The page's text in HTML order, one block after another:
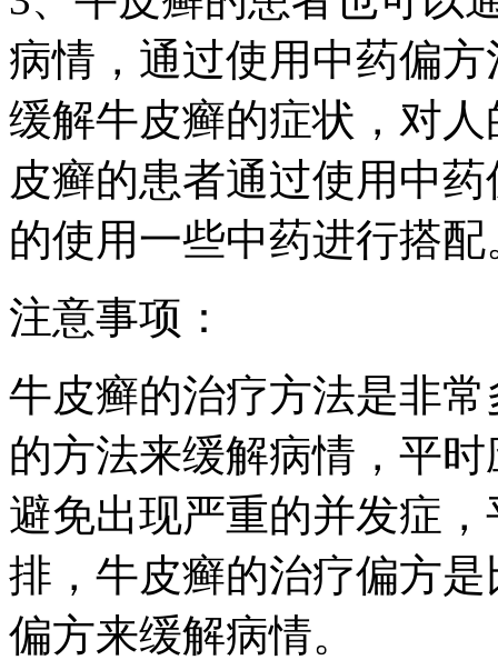
病情，通过使用中药偏
缓解牛皮癣的症状，对
皮癣的患者通过使用中
的使用一些中药进行搭配
注意事项：
牛皮癣的治疗方法是非
的方法来缓解病情，平
避免出现严重的并发症
排，牛皮癣的治疗偏方
偏方来缓解病情。